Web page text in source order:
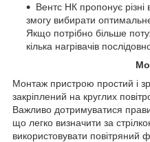
Вентс НК пропонує різні
змогу вибирати
Якщо потрібно більше
кілька нагрівачів
Монтаж пристрою простий і
закріплений на круглих
Важливо дотримуватися
що легко визначити за
використовувати повітряний